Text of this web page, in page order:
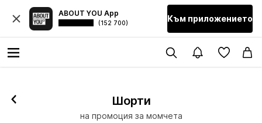
ABOUT YOU App
(152 700) Към приложението
Шорти
на промоция за момчета